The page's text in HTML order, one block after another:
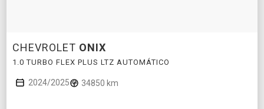
CHEVROLET ONIX
1.0 TURBO FLEX PLUS LTZ AUTOMÁTICO
2024/2025 34850 km